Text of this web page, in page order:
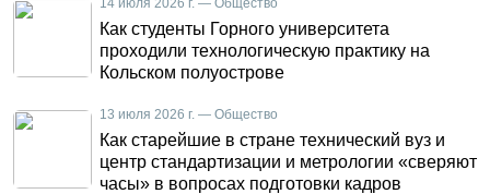
14 июля 2026 г. — Общество
Как студенты Горного университета
проходили технологическую практику на
Кольском полуострове
13 июля 2026 г. — Общество
Как старейшие в стране технический вуз и
центр стандартизации и метрологии «сверяют
часы» в вопросах подготовки кадров